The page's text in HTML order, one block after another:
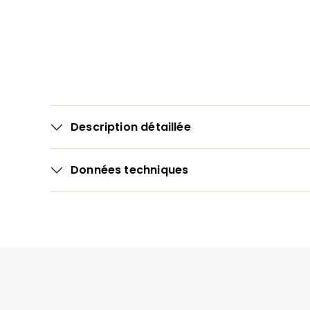
Description détaillée
Données techniques